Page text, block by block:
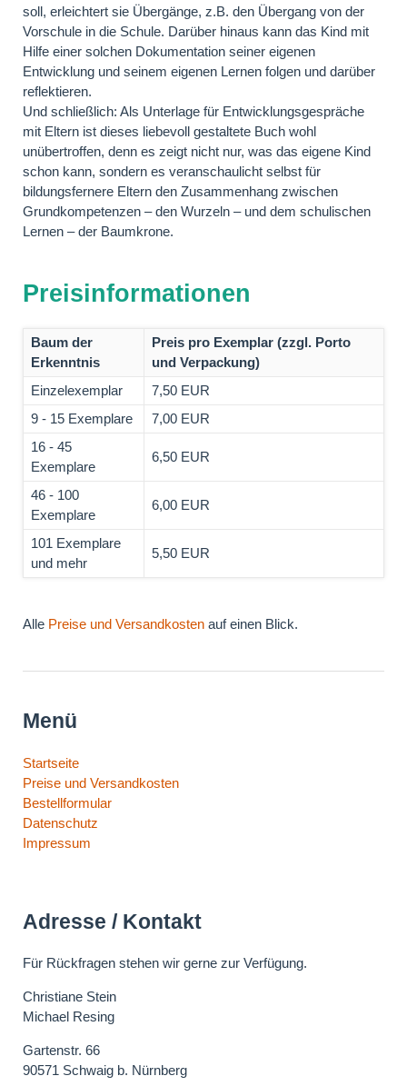
soll, erleichtert sie Übergänge, z.B. den Übergang von der
Vorschule in die Schule. Darüber hinaus kann das Kind mit
Hilfe einer solchen Dokumentation seiner eigenen
Entwicklung und seinem eigenen Lernen folgen und darüber
reflektieren.
Und schließlich: Als Unterlage für Entwicklungsgespräche
mit Eltern ist dieses liebevoll gestaltete Buch wohl
unübertroffen, denn es zeigt nicht nur, was das eigene Kind
schon kann, sondern es veranschaulicht selbst für
bildungsfernere Eltern den Zusammenhang zwischen
Grundkompetenzen – den Wurzeln – und dem schulischen
Lernen – der Baumkrone.
Preisinformationen
Baum der
Erkenntnis
Preis pro Exemplar (zzgl. Porto
und Verpackung)
Einzelexemplar
7,50 EUR
9 - 15 Exemplare
7,00 EUR
16 - 45
Exemplare
6,50 EUR
46 - 100
Exemplare
6,00 EUR
101 Exemplare
und mehr
5,50 EUR
Alle Preise und Versandkostenauf einen Blick.
Menü
Navigation
überspringen
Startseite
Preise und Versandkosten
Bestellformular
Datenschutz
Impressum
Adresse / Kontakt
Für Rückfragen stehen wir gerne zur Verfügung.
Christiane Stein
Michael Resing
Gartenstr. 66
90571 Schwaig b. Nürnberg